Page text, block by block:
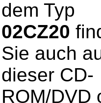
dem Typ
02CZ20
Sie auch
dieser CD-
ROM/DVD